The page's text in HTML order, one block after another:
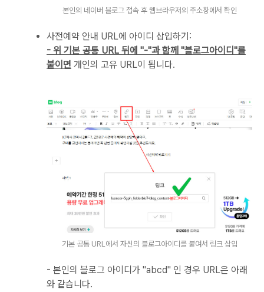
본인의 네이버 블로그 접속 후 웹브라우저의 주소창에서 확인
사전예약 안내 URL에 아이디 삽입하기:
- 위 기본 공통 URL 뒤에 "-"과 함께 "블로그아이디"를
붙이면 개인의 고유 URL이 됩니다.
기본 공통 URL에서 자신의 블로그아이디를 붙여서 링크 삽입
- 본인의 블로그 아이디가 "abcd" 인 경우 URL은 아래
와 같습니다.